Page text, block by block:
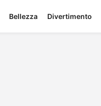
Bellezza Divertimento